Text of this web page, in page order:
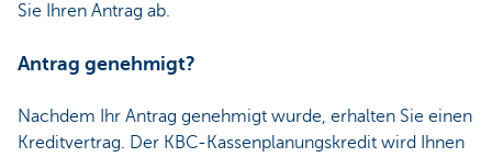
Sie Ihren Antrag ab.
Antrag genehmigt?
Nachdem Ihr Antrag genehmigt wurde, erhalten Sie einen
Kreditvertrag. Der KBC-Kassenplanungskredit wird Ihnen